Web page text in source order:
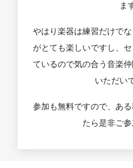
ま
やはり楽器は練習だけで
がとても楽しいですし、
ているので気の合う音楽
いただい
参加も無料ですので、あ
たら是非ご参